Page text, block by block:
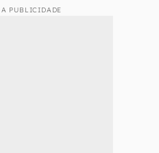
PUBLICIDADE